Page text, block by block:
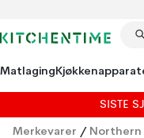
Matlaging
SISTE
Merkevarer / Northern